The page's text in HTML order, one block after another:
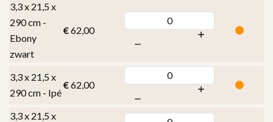
3,3 x 21,5 x
290 cm -
Ebony
zwart
€62,00
3,3 x 21,5 x
290 cm - Ipé
€62,00
3,3 x 21,5 x